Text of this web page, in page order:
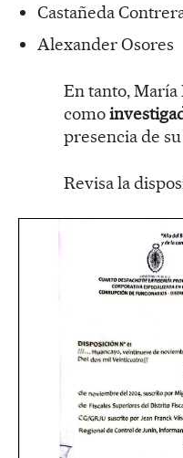
Castañeda
Alexander Osores
En tanto, María
como
presencia de
Revisa la